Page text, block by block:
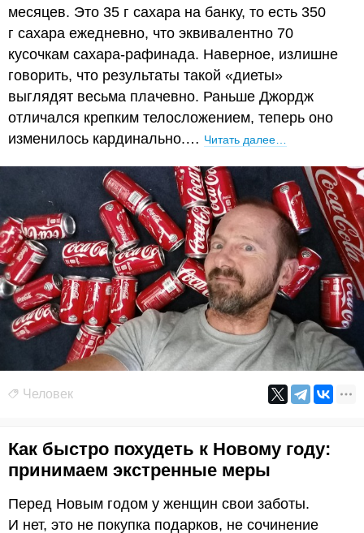
месяцев. Это 35 г сахара на банку, то есть 350
г сахара ежедневно, что эквивалентно 70
кусочкам сахара-рафинада. Наверное, излишне
говорить, что результаты такой «диеты»
выглядят весьма плачевно. Раньше Джордж
отличался крепким телосложением, теперь оно
изменилось кардинально.… Читать далее…
Человек
Как быстро похудеть к Новому году:
принимаем экстренные меры
Перед Новым годом у женщин свои заботы.
И нет, это не покупка подарков, не сочинение